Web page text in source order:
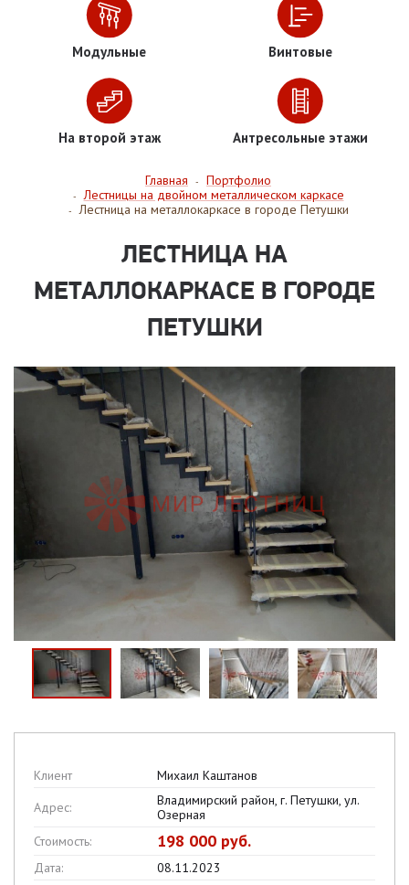
Модульные Винтовые
На второй этаж Антресольные этажи
Главная - Портфолио
- Лестницы на двойном металлическом каркасе
- Лестница на металлокаркасе в городе Петушки
ЛЕСТНИЦА НА
МЕТАЛЛОКАРКАСЕ В ГОРОДЕ
ПЕТУШКИ
Клиент
Михаил Каштанов
Адрес:
Владимирский район, г. Петушки, ул.
Озерная
Стоимость:
198 000 руб.
Дата: 08.11.2023